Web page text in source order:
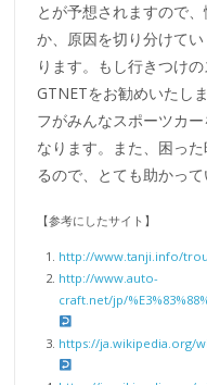
とが予想されますので
か、原因を切り分けて
ります。もし行きつけ
GTNETをお勧めいたし
フがみんなスポーツカ
なります。また、困っ
るので、とても助かって
【参考にしたサイト】
http://www.tanji.info/
http://www.auto-
craft.net/jp/
https://ja.wikipedia.org/